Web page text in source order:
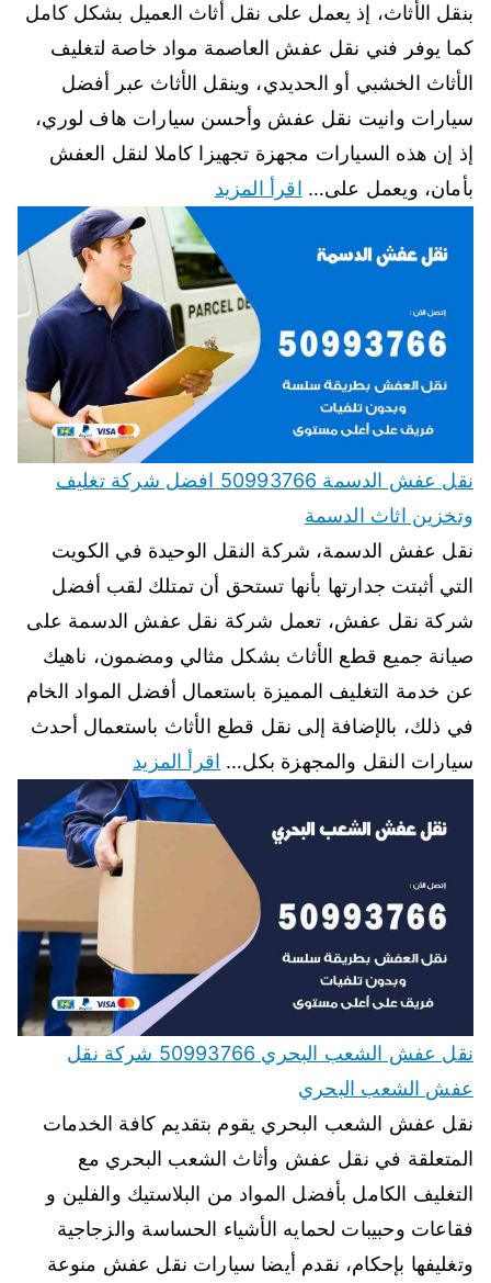
بنقل الأثاث، إذ يعمل على نقل أثاث العميل بشكل كامل
كما يوفر فني نقل عفش العاصمة مواد خاصة لتغليف
الأثاث الخشبي أو الحديدي، وينقل الأثاث عبر أفضل
سيارات وانيت نقل عفش وأحسن سيارات هاف لوري،
إذ إن هذه السيارات مجهزة تجهيزا كاملا لنقل العفش
بأمان، ويعمل على… اقرأ المزيد
نقل عفش الدسمة 50993766 افضل شركة تغليف
وتخزين اثاث الدسمة
نقل عفش الدسمة، شركة النقل الوحيدة في الكويت
التي أثبتت جدارتها بأنها تستحق أن تمتلك لقب أفضل
شركة نقل عفش، تعمل شركة نقل عفش الدسمة على
صيانة جميع قطع الأثاث بشكل مثالي ومضمون، ناهيك
عن خدمة التغليف المميزة باستعمال أفضل المواد الخام
في ذلك، بالإضافة إلى نقل قطع الأثاث باستعمال أحدث
سيارات النقل والمجهزة بكل… اقرأ المزيد
نقل عفش الشعب البحري 50993766 شركة نقل
عفش الشعب البحري
نقل عفش الشعب البحري يقوم بتقديم كافة الخدمات
المتعلقة في نقل عفش وأثاث الشعب البحري مع
التغليف الكامل بأفضل المواد من البلاستيك والفلين و
فقاعات وحبيبات لحمايه الأشياء الحساسة والزجاجية
وتغليفها بإحكام، نقدم أيضا سيارات نقل عفش منوعة